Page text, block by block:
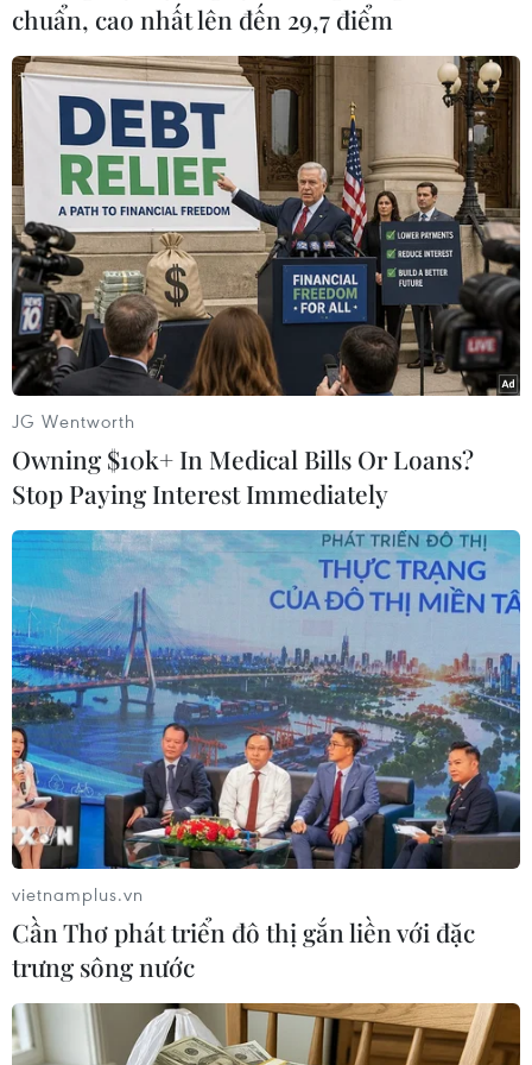
#Quảng Ninh #Vịnh Hạ Long
#Khai thác cát trái phép
#Sông Cửa Lục
#Kỳ quan thiên nhiên thế giới
#Cảnh sát môi trường
Quảng Ninh
Theo dõi VietnamPlus
Duong
Phó Thủ tướng cũng chỉ đạo điều tra, xử lý tình trạng khai thác cát
lậu trên sông Hồng, tập kết tại 2 bãi cát khổng lồ ở Mễ Sở (Văn
Giang) và Bình Minh (Khoái Châu) Hưng Yên nữa đi. Hàng năm rút
ruột hàng triệu m3 cát và ngân sách NN thất thu hàng trăm tỷ
đồng
Thích Trả lời
TIN LIÊN QUAN
chuẩn, cao nhất lên đến 29,7 điểm
JG Wentworth
Owning $10k+ In Medical Bills Or Loans?
Stop Paying Interest Immediately
vietnamplus.vn
Cần Thơ phát triển đô thị gắn liền với đặc
trưng sông nước